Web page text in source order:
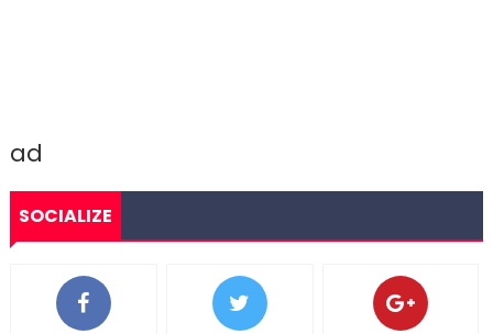
ad
SOCIALIZE